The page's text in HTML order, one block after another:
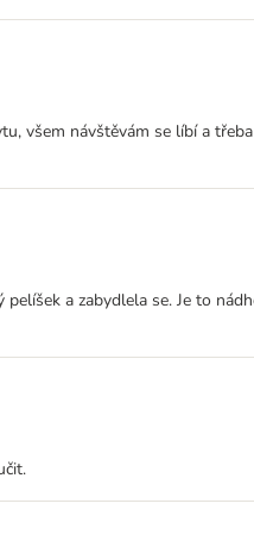
všem návštěvám se líbí a
a zabydlela se. Je to